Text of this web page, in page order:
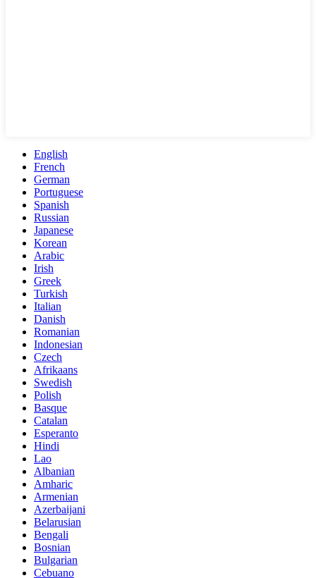
English
French
German
Portuguese
Spanish
Russian
Japanese
Korean
Arabic
Irish
Greek
Turkish
Italian
Danish
Romanian
Indonesian
Czech
Afrikaans
Swedish
Polish
Basque
Catalan
Esperanto
Hindi
Lao
Albanian
Amharic
Armenian
Azerbaijani
Belarusian
Bengali
Bosnian
Bulgarian
Cebuano